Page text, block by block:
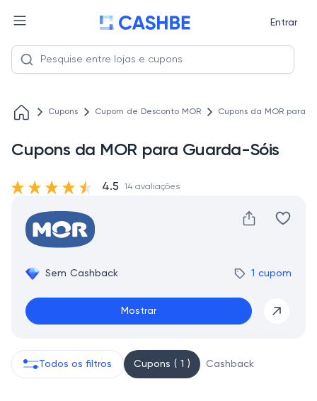
Entrar
Cupons Cupom de Desconto MOR Cupons da MOR para
Cupons da MOR para Guarda-Sóis
Sem Cashback 1 cupom
Mostrar
4.5 14 avaliações
Todos os filtros Cupons ( 1 ) Cashback